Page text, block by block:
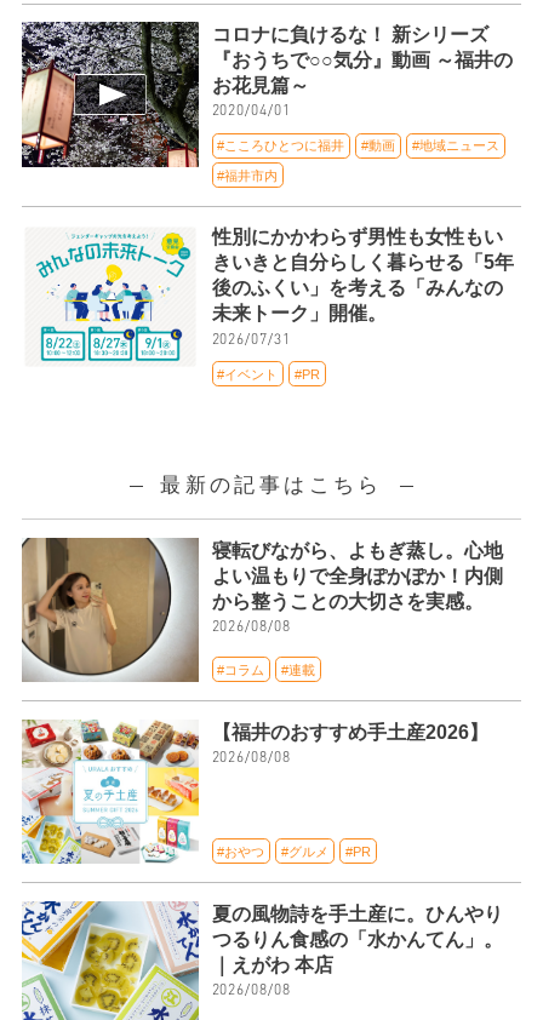
コロナに負けるな！ 新シリーズ
『おうちで○○気分』動画 ～福井の
お花見篇～
2020/04/01
#こころひとつに福井 #動画 #地域ニュース
#福井市内
性別にかかわらず男性も女性もい
きいきと自分らしく暮らせる「5年
後のふくい」を考える「みんなの
未来トーク」開催。
2026/07/31
#イベント #PR
最新の記事はこちら
寝転びながら、よもぎ蒸し。心地
よい温もりで全身ぽかぽか！内側
から整うことの大切さを実感。
2026/08/08
#コラム #連載
【福井のおすすめ手土産2026】
2026/08/08
#おやつ #グルメ #PR
夏の風物詩を手土産に。ひんやり
つるりん食感の「水かんてん」。
｜えがわ 本店
2026/08/08